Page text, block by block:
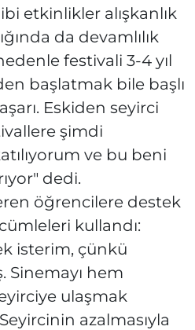
etkinlikler alışkanlık
da devamlılık
festivali 3-4 yıl
başlatmak bile başlı
Eskiden seyirci
şimdi
ve bu beni
dedi.
öğrencilere destek
kullandı:
isterim, çünkü
Sinemayı hem
ulaşmak
azalmasıyla